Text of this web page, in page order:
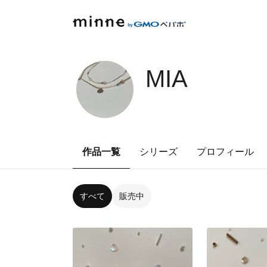
MIA
作品一覧 シリーズ プロフィール
すべて 販売中